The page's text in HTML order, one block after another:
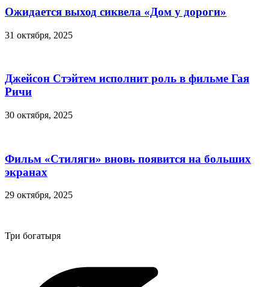
Ожидается выход сиквела «Дом у дороги»
31 октября, 2025
Джейсон Стэйтем исполнит роль в фильме Гая
Ричи
30 октября, 2025
Фильм «Стиляги» вновь появится на больших
экранах
29 октября, 2025
Три богатыря